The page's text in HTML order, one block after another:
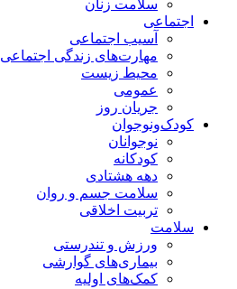
سلامت زنان
اجتماعی
آسیب اجتماعی
مهارت‌های زندگی اجتماعی
محیط زیست
عمومی
جریان روز
کودک‌ونوجوان
نوجوانان
کودکانه
دهه هشتادی
سلامت جسم و روان
تربیت اخلاقی
سلامت
ورزش و تندرستی
بیماری‌های گوارشی
کمک‌های اولیه